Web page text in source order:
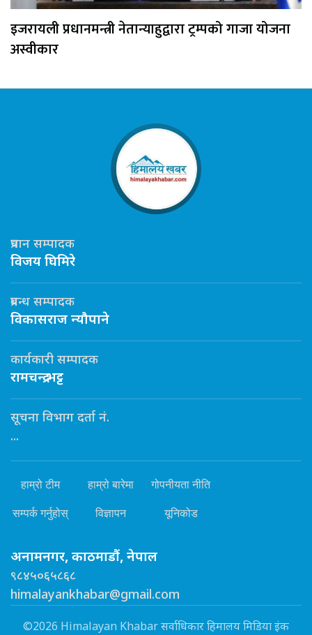
इजरायली प्रधानमन्त्री नेतान्याहुद्वारा ट्रम्पको गाजा योजना
अस्वीकार
प्रधान सम्पादक
विजय घिमिरे
प्रबन्ध सम्पादक
विकासराज न्यौपाने
कार्यकारी सम्पादक
रामचन्द्र भट्ट
सूचना विभाग दर्ता नं.
...
हाम्रो टीम हाम्रो बारेमा गोपनीयता नीति
सम्पर्क गर्नुहोस् विज्ञापन यूनिकोड
अनामनगर, काठमाडौं, नेपाल
९८४५०६५८६८
himalayankhabar@gmail.com
©2026 Himalayan Khabar सर्वाधिकार हिमालय मिडिया इंक